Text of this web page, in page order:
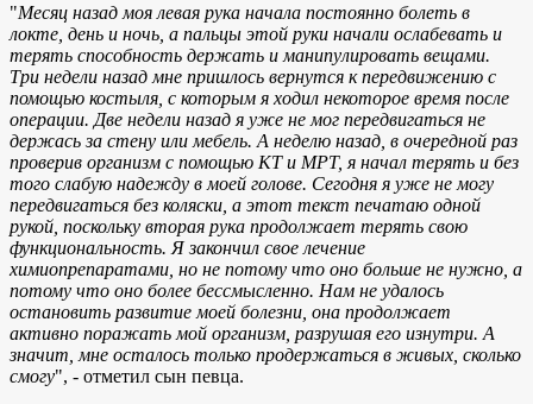
"Месяц назад моя левая рука начала постоянно болеть в
локте, день и ночь, а пальцы этой руки начали ослабевать и
терять способность держать и манипулировать вещами.
Три недели назад мне пришлось вернутся к передвижению с
помощью костыля, с которым я ходил некоторое время после
операции. Две недели назад я уже не мог передвигаться не
держась за стену или мебель. А неделю назад, в очередной раз
проверив организм с помощью КТ и МРТ, я начал терять и без
того слабую надежду в моей голове. Сегодня я уже не могу
передвигаться без коляски, а этот текст печатаю одной
рукой, поскольку вторая рука продолжает терять свою
функциональность. Я закончил свое лечение
химиопрепаратами, но не потому что оно больше не нужно, а
потому что оно более бессмысленно. Нам не удалось
остановить развитие моей болезни, она продолжает
активно поражать мой организм, разрушая его изнутри. А
значит, мне осталось только продержаться в живых, сколько
смогу", - отметил сын певца.